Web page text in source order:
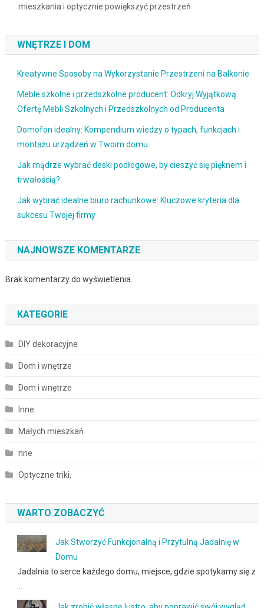
mieszkania i optycznie powiększyć przestrzeń
WNĘTRZE I DOM
Kreatywne Sposoby na Wykorzystanie Przestrzeni na Balkonie
Meble szkolne i przedszkolne producent: Odkryj Wyjątkową
Ofertę Mebli Szkolnych i Przedszkolnych od Producenta
Domofon idealny: Kompendium wiedzy o typach, funkcjach i
montażu urządzeń w Twoim domu
Jak mądrze wybrać deski podłogowe, by cieszyć się pięknem i
trwałością?
Jak wybrać idealne biuro rachunkowe: Kluczowe kryteria dla
sukcesu Twojej firmy
NAJNOWSZE KOMENTARZE
Brak komentarzy do wyświetlenia.
KATEGORIE
DIY dekoracyjne
Dom i wnętrze
Dom i wnętrze
Inne
Małych mieszkań
nne
Optyczne triki,
WARTO ZOBACZYĆ
Jak Stworzyć Funkcjonalną i Przytulną Jadalnię w
Domu
Jadalnia to serce każdego domu, miejsce, gdzie spotykamy się z